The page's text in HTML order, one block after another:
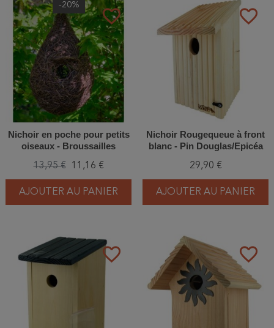
favorite_border
-20%
Nichoir en poche pour petits
oiseaux - Broussailles
13,95 € 11,16 €
AJOUTER AU PANIER
favorite_border
Nichoir Rougequeue à front
blanc - Pin Douglas/Epicéa
29,90 €
AJOUTER AU PANIER
favorite_border favorite_border